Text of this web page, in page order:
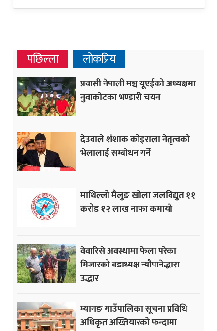
पछिल्ला लोकप्रिय
प्रवासी नेपाली मञ्च यूएईको अध्यक्षमा
नुवाकोटका भण्डारी चयन
देउवाले शंशाक कोइराला नेतृत्वको
भेलालाई सम्बोधन गर्ने
माथिल्लो मैलुङ खोला जलविद्युत ११
करोड १२ लाख नाफा कमायाे
वेवारिसे अवस्थामा फेला परेका
मिजारको वडाध्यक्ष न्यौपानेद्धारा
उद्धार
म्यागङ गाउँपालिका सूचना प्रविधि
अधिकृत अख्तियारको फन्दामा